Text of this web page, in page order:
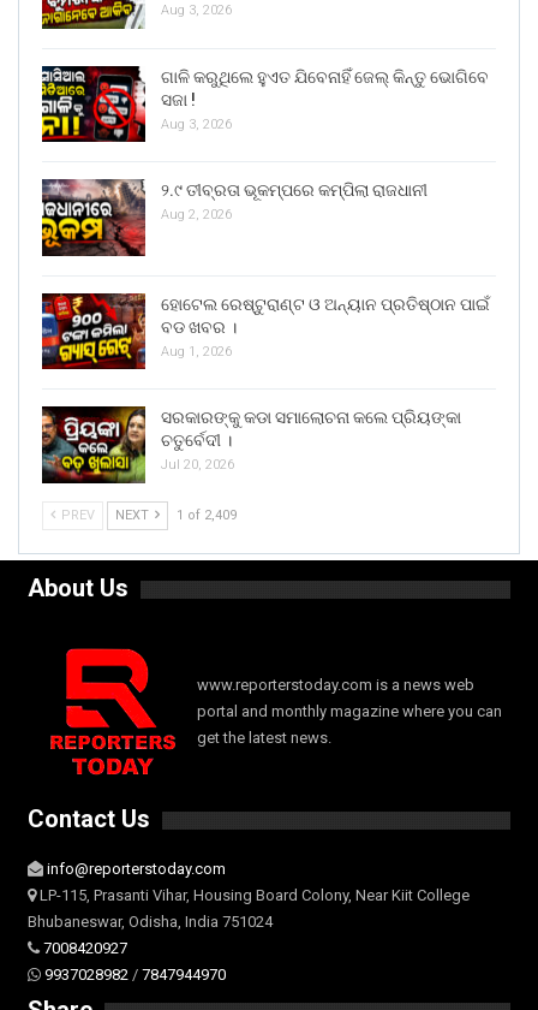
Aug 3, 2026
ଗାଳି କରୁଥିଲେ ହୁଏତ ଯିବେନାହିଁ ଜେଲ୍ କିନ୍ତୁ ଭୋଗିବେ
ସଜା !
Aug 3, 2026
୨.୯ ତୀବ୍ରତା ଭୂକମ୍ପରେ କମ୍ପିଲା ରାଜଧାନୀ
Aug 2, 2026
ହୋଟେଲ ରେଷ୍ଟୁରାଣ୍ଟ ଓ ଅନ୍ୟାନ ପ୍ରତିଷ୍ଠାନ ପାଇଁ
ବଡ ଖବର ।
Aug 1, 2026
ସରକାରଙ୍କୁ କଡା ସମାଲୋଚନା କଲେ ପ୍ରିୟଙ୍କା
ଚତୁର୍ବେଦୀ ।
Jul 20, 2026
PREV NEXT 1 of 2,409
About Us
www.reporterstoday.com is a news web
portal and monthly magazine where you can
get the latest news.
Contact Us
info@reporterstoday.com
LP-115, Prasanti Vihar, Housing Board Colony, Near Kiit College
Bhubaneswar, Odisha, India 751024
7008420927
9937028982 / 7847944970